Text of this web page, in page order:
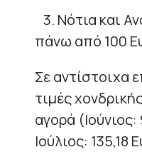
3. Νότια και
πάνω από 100
Σε αντίστοιχα
τιμές
αγορά
Ιούλιος: 135,18